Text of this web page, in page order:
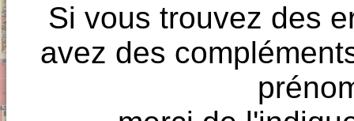
Si vous trouvez des
avez des